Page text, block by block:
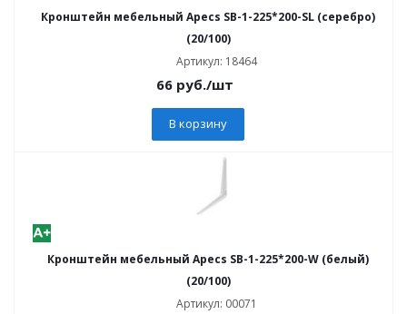
Кронштейн мебельный Apecs SB-1-225*200-SL (серебро)
(20/100)
Артикул: 18464
66руб./шт
В корзину
Кронштейн мебельный Apecs SB-1-225*200-W (белый)
(20/100)
Артикул: 00071